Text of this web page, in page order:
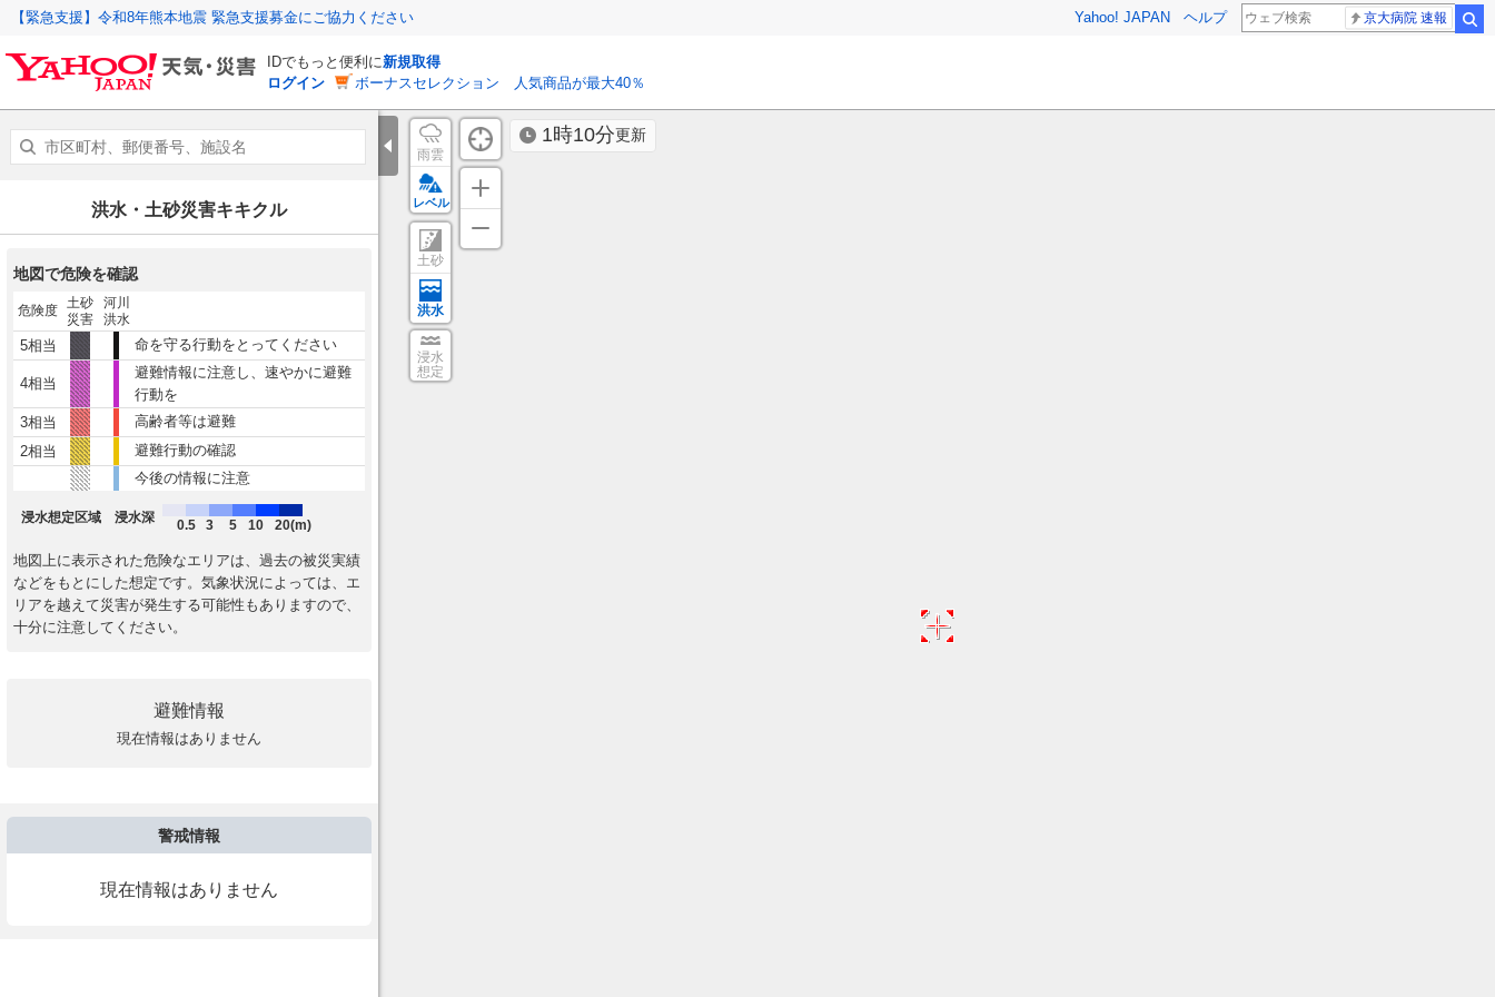
【緊急支援】令和8年熊本地震 緊急支援募金にご協力ください Yahoo! JAPAN ヘルプ 京大病院 速報
IDでもっと便利に新規取得
ログイン
ボーナスセレクション 人気商品が最大40％
1時10分更新
雨雲
レベル
土砂
洪水
浸水
想定
洪水・土砂災害キキクル
地図で危険を確認
危険度 土砂
災害
河川
洪水
5相当 命を守る行動をとってください
4相当
避難情報に注意し、速やかに避難
行動を
3相当
高齢者等は避難
2相当
避難行動の確認
今後の情報に注意
浸水想定区域 浸水深
0.5 3 5 10 20(m)
地図上に表示された危険なエリアは、過去の被災実績
などをもとにした想定です。気象状況によっては、エ
リアを越えて災害が発生する可能性もありますので、
十分に注意してください。
避難情報
現在情報はありません
警戒情報
現在情報はありません